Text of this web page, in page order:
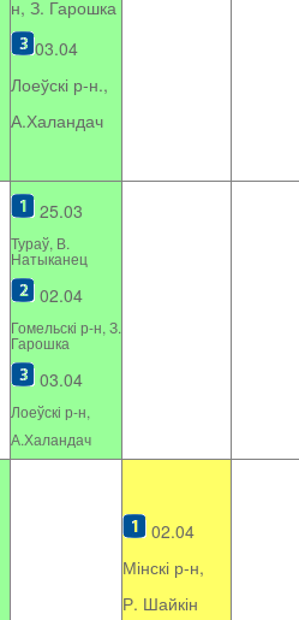
н, З. Гарошка
03.04
Лоеўскі р-н.,
А.Халандач
25.03
Тураў, В.
Натыканец
02.04
Гомельскі р-н, З.
Гарошка
03.04
Лоеўскі р-н,
А.Халандач
02.04
Мінскі р-н,
Р. Шайкін